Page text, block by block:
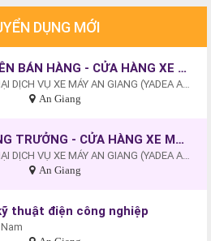
DỤNG MỚI
TUYỂN DỤNG NHÂN VIÊN BÁN HÀNG - CỬA HÀNG XE MÁY - XE ĐIỆN AN HÒA , AN GIANG
CÔNG TY TNHH THƯƠNG MẠI DỊCH VỤ XE MÁY AN GIANG (YADEA AN HÒA - AN GIANG).
An Giang
TUYỂN DỤNG CỬA HÀNG TRƯỞNG - CỬA HÀNG XE MÁY - XE ĐIỆN AN HÒA, AN GIANG
CÔNG TY TNHH THƯƠNG MẠI DỊCH VỤ XE MÁY AN GIANG (YADEA AN HÒA - AN GIANG).
An Giang
thuật điện công nghiệp